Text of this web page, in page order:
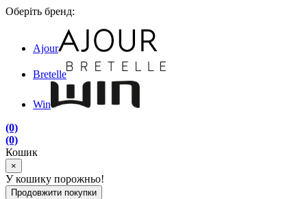
Оберіть бренд:
Ajour
Bretelle
Win
(0)
(0)
Кошик
×
У кошику порожньо!
Продовжити покупки